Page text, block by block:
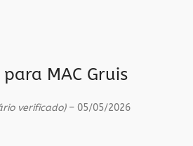
para MAC Gruis
verificado) – 05/05/2026